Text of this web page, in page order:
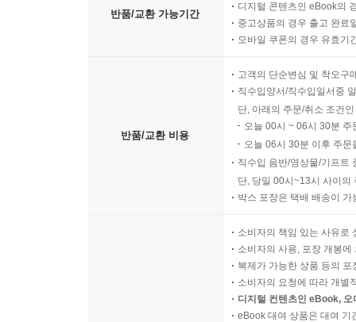
반품/교환 가능기간
디지털 콘텐츠인 eBook의
중고상품의 경우 출고 완료
모바일 쿠폰의 경우 유효기
반품/교환 비용
고객의 단순변심 및 착오구
직수입양서/직수입일서중
단, 아래의 주문/취소 조건
오늘 00시 ~ 06시 30분
오늘 06시 30분 이후 주
직수입 음반/영상물/기프트
단, 당일 00시~13시 사이의
박스 포장은 택배 배송이
소비자의 책임 있는 사유로
소비자의 사용, 포장 개봉
복제가 가능한 상품 등의
소비자의 요청에 따라 개별
디지털 컨텐츠인 eBook,
eBook 대여 상품은 대여 기